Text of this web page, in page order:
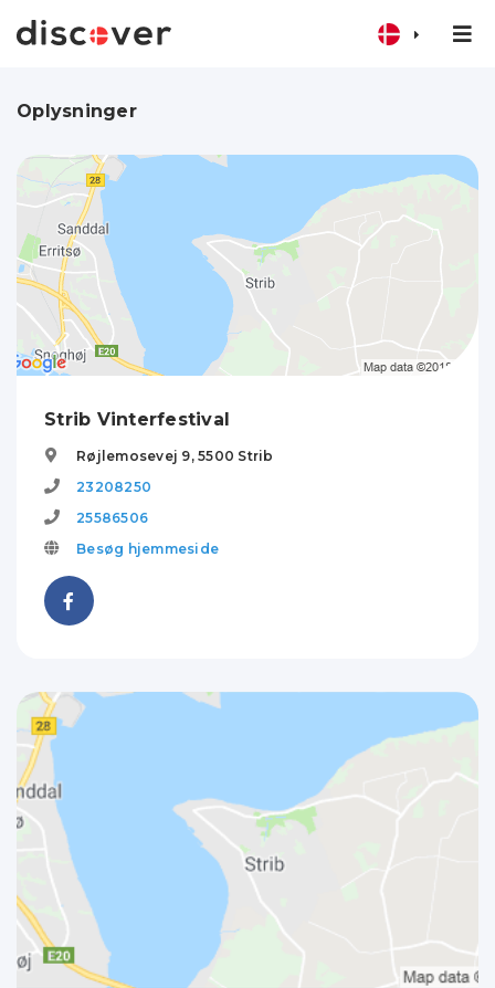
Oplysninger
Strib Vinterfestival
Røjlemosevej 9, 5500 Strib
23208250
25586506
Besøg hjemmeside